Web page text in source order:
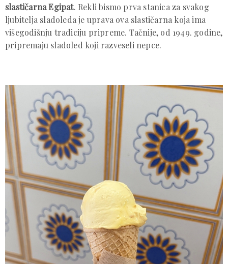
slastičarna Egipat. Rekli bismo prva stanica za svakog
ljubitelja sladoleda je uprava ova slastičarna koja ima
višegodišnju tradiciju pripreme. Tačnije, od 1949. godine,
pripremaju sladoled koji razveseli nepce.